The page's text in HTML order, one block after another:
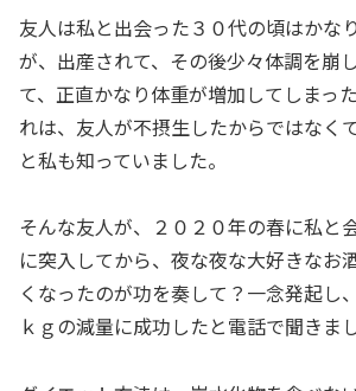
友人は私と出会った３０代の頃はかな
が、出産されて、その後少々体調を崩
て、正直かなり体重が増加してしまっ
れは、友人が不摂生したからではなく
と私も知っていました。
そんな友人が、２０２０年の春に私と
に突入してから、夜な夜な大好きなお
くなったのが功を奏して？一念発起し
ｋｇの減量に成功したと電話で聞きまし